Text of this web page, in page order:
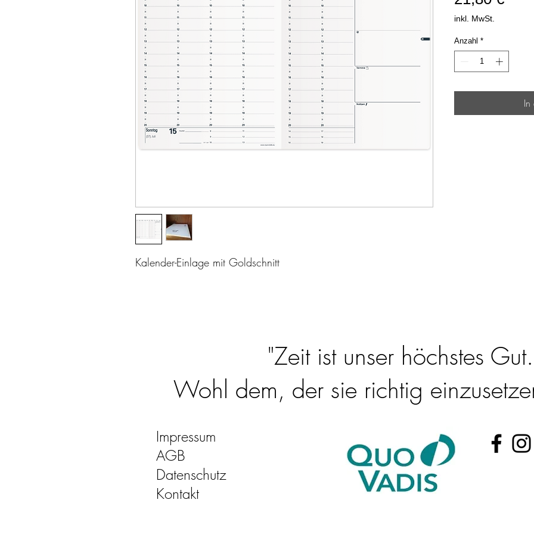
Kalender-Einlage mit Goldschnitt
inkl. MwSt.
Anzahl *
"Zeit ist unser höchstes Gut.
Wohl dem, der sie richtig
Impressum
AGB
Datenschutz
Kontakt